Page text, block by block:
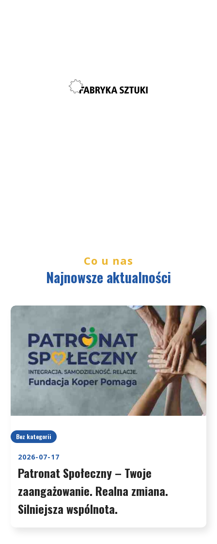
Co u nas
Najnowsze aktualności
Bez kategorii
2026-07-17
Patronat Społeczny – Twoje
zaangażowanie. Realna zmiana.
Silniejsza wspólnota.